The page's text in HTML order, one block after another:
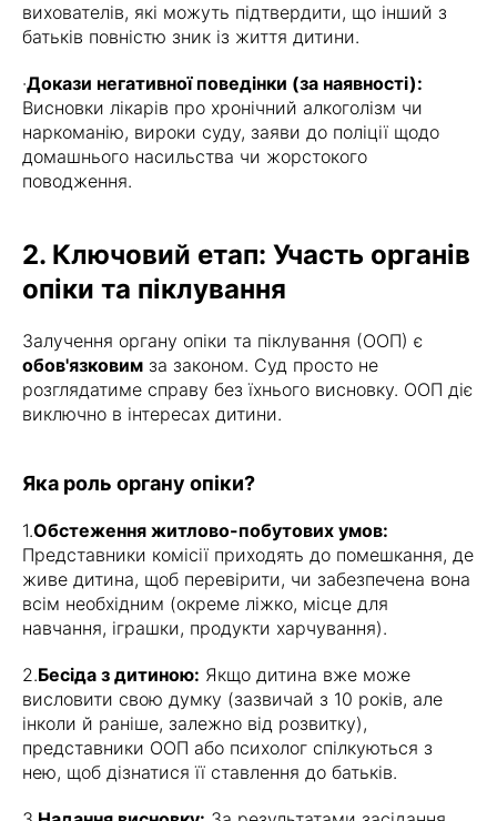
вихователів, які можуть підтвердити, що інший з
батьків повністю зник із життя дитини.
·Докази негативної поведінки (за наявності):
Висновки лікарів про хронічний алкоголізм чи
наркоманію, вироки суду, заяви до поліції щодо
домашнього насильства чи жорстокого
поводження.
2. Ключовий етап: Участь органів
опіки та піклування
Залучення органу опіки та піклування (ООП) є
обов'язковим за законом. Суд просто не
розглядатиме справу без їхнього висновку. ООП діє
виключно в інтересах дитини.
Яка роль органу опіки?
1.Обстеження житлово-побутових умов:
Представники комісії приходять до помешкання, де
живе дитина, щоб перевірити, чи забезпечена вона
всім необхідним (окреме ліжко, місце для
навчання, іграшки, продукти харчування).
2.Бесіда з дитиною: Якщо дитина вже може
висловити свою думку (зазвичай з 10 років, але
інколи й раніше, залежно від розвитку),
представники ООП або психолог спілкуються з
нею, щоб дізнатися її ставлення до батьків.